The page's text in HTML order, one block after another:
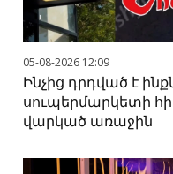
05-08-2026 12:09
Ինչից դրդված է
սուպերմարկետի
վարկած առաջին